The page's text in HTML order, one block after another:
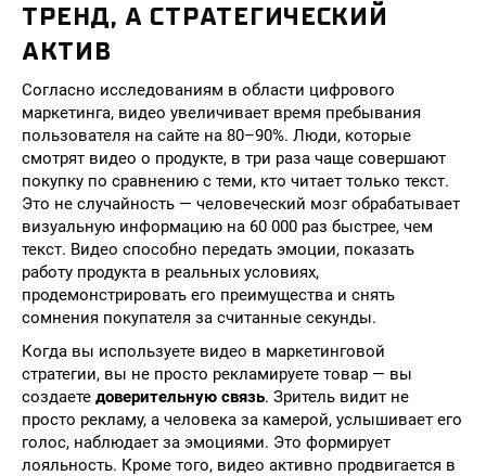
ТРЕНД, А СТРАТЕГИЧЕСКИЙ
АКТИВ
Согласно исследованиям в области цифрового
маркетинга, видео увеличивает время пребывания
пользователя на сайте на 80–90%. Люди, которые
смотрят видео о продукте, в три раза чаще совершают
покупку по сравнению с теми, кто читает только текст.
Это не случайность — человеческий мозг обрабатывает
визуальную информацию на 60 000 раз быстрее, чем
текст. Видео способно передать эмоции, показать
работу продукта в реальных условиях,
продемонстрировать его преимущества и снять
сомнения покупателя за считанные секунды.
Когда вы используете видео в маркетинговой
стратегии, вы не просто рекламируете товар — вы
создаете доверительную связь. Зритель видит не
просто рекламу, а человека за камерой, услышивает его
голос, наблюдает за эмоциями. Это формирует
лояльность. Кроме того, видео активно продвигается в